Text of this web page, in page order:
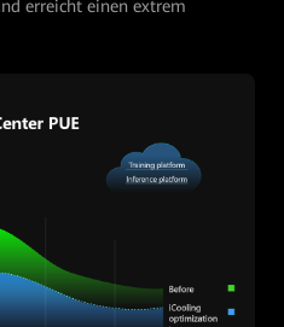
erreicht einen extrem